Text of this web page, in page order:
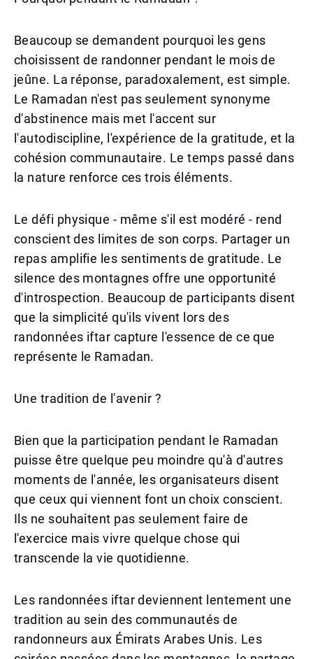
Beaucoup se demandent pourquoi les gens
choisissent de randonner pendant le mois de
jeûne. La réponse, paradoxalement, est simple.
Le Ramadan n'est pas seulement synonyme
d'abstinence mais met l'accent sur
l'autodiscipline, l'expérience de la gratitude, et la
cohésion communautaire. Le temps passé dans
la nature renforce ces trois éléments.
Le défi physique - même s'il est modéré - rend
conscient des limites de son corps. Partager un
repas amplifie les sentiments de gratitude. Le
silence des montagnes offre une opportunité
d'introspection. Beaucoup de participants disent
que la simplicité qu'ils vivent lors des
randonnées iftar capture l'essence de ce que
représente le Ramadan.
Une tradition de l'avenir ?
Bien que la participation pendant le Ramadan
puisse être quelque peu moindre qu'à d'autres
moments de l'année, les organisateurs disent
que ceux qui viennent font un choix conscient.
Ils ne souhaitent pas seulement faire de
l'exercice mais vivre quelque chose qui
transcende la vie quotidienne.
Les randonnées iftar deviennent lentement une
tradition au sein des communautés de
randonneurs aux Émirats Arabes Unis. Les